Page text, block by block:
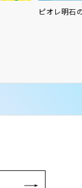
ピオレ明石